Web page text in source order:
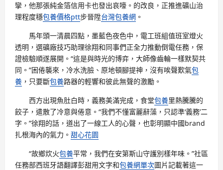
攣，他那張純金箔信用卡也發出哀嚎。的改良，正推進礦山治
理程度穩包養價格ptt步晉陞台灣包養網 。
馬年頭一清晨四點，墨藍色夜色中，電工班組值班室燈火
透明，選礦廠技巧助理徐翔和同事們正全力推動倒電任務，保
證檢驗順遂展開。“這是與時光的博弈，大師像齒輪一樣默契共
同。”困倦襲來，冷水洗臉、原地頓腳提神，沒有唉聲歎氣包
養 ，只要斷包養路器的輕響和彼此無聲的激勵。
西方出現魚肚白時，義務美滿完成，食堂包養里熱騰騰的
餃子，遣散了冷意與倦意。“我們不懂富麗辭藻，只認準‘義務’二
字。”徐翔的話，道出了一線工人的心聲，也彰明顯中國brand
扎根海內的氣力。 甜心花園
“故鄉炊火包養平常，我們在安第斯山守護別樣年味。”社區
任務部西班牙語翻譯彭甜用文字和包養網單次圖片記載著這一